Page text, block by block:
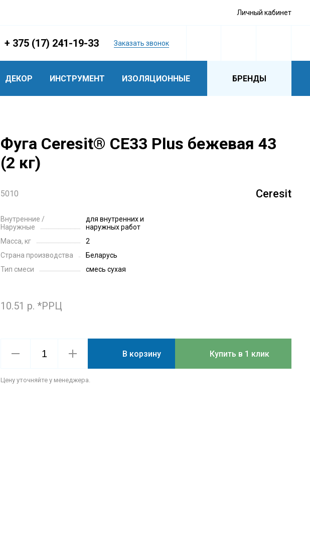
Личный кабинет
+ 375 (17) 241-19-33 Заказать звонок
ДЕКОР ИНСТРУМЕНТ ИЗОЛЯЦИОННЫЕ БРЕНДЫ
Фуга Ceresit® СЕ33 Plus бежевая 43
(2 кг)
5010 Ceresit
Внутренние /
Наружные
для внутренних и
наружных работ
Масса, кг
2
Страна производства
Беларусь
Тип смеси
смесь сухая
10.51 р. *РРЦ
В корзину Купить в 1 клик
Цену уточняйте у менеджера.